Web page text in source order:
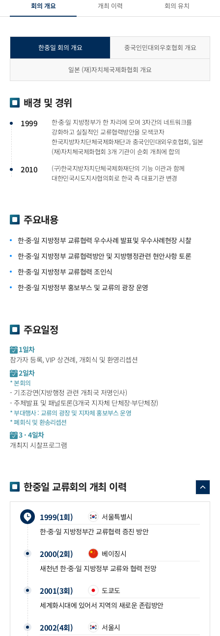
회의 개요 개최 이력 회의 유치
한중일 회의 개요 중국인민대외우호협회 개요
일본 (재)자치체국제화협회 개요
배경 및 경위
1999
한·중·일 지방정부가 한 자리에 모여 3자간의 네트워크를
강화하고 실질적인 교류협력방안을 모색코자
한국지방자치단체국제화재단과 중국인민대외우호협회, 일본
(재)자치체국제화협회 3개 기관이 순회 개최에 합의
2010
(구)한국지방자치단체국제화재단의 기능 이관과 함께
대한민국시도지사협의회로 한국 측 대표기관 변경
주요내용
한·중·일 지방정부 교류협력 우수사례 발표및 우수사례현장 시찰
한·중·일 지방정부 교류협력방안 및 지방행정관련 현안사항 토론
한·중·일 지방정부 교류협력 조인식
한·중·일 지방정부 홍보부스 및 교류의 광장 운영
주요일정
1일차
참가자 등록, VIP 상견례, 개회식 및 환영리셉션
2일차
* 본회의
- 기조강연(지방행정 관련 개최국 저명인사)
- 주제발표 및 패널토론(3개국 지자체 단체장·부단체장)
* 부대행사 : 교류의 광장 및 지자체 홍보부스 운영
* 폐회식 및 환송리셉션
3 · 4일차
개최지 시찰프로그램
한중일 교류회의 개최 이력
1999(1회)
서울특별시
한·중·일 지방정부간 교류협력 증진 방안
2000(2회)
베이징시
새천년 한·중·일 지방정부 교류와 협력 전망
2001(3회)
도쿄도
세계화시대에 있어서 지역의 새로운 존립방안
2002(4회) 서울시